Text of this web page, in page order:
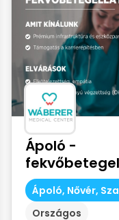
Ápoló -
Ápoló, Nővér,
Országos